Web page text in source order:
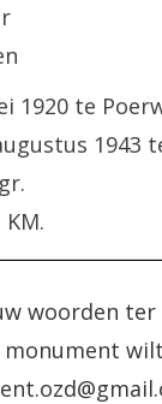
1920 te
1943
woorden ter
monument